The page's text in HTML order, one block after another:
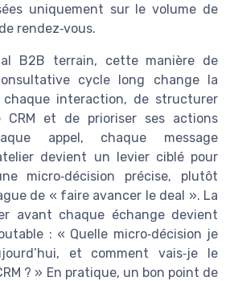
uniquement sur le volume de
rendez‑vous.
B2B terrain, cette manière de
cycle long change la
interaction, de structurer
CRM et de prioriser ses actions
appel, chaque message
devient un levier ciblé pour
micro‑décision précise, plutôt
de « faire avancer le deal ». La
avant chaque échange devient
: « Quelle micro‑décision je
et comment vais‑je le
? » En pratique, un bon point de